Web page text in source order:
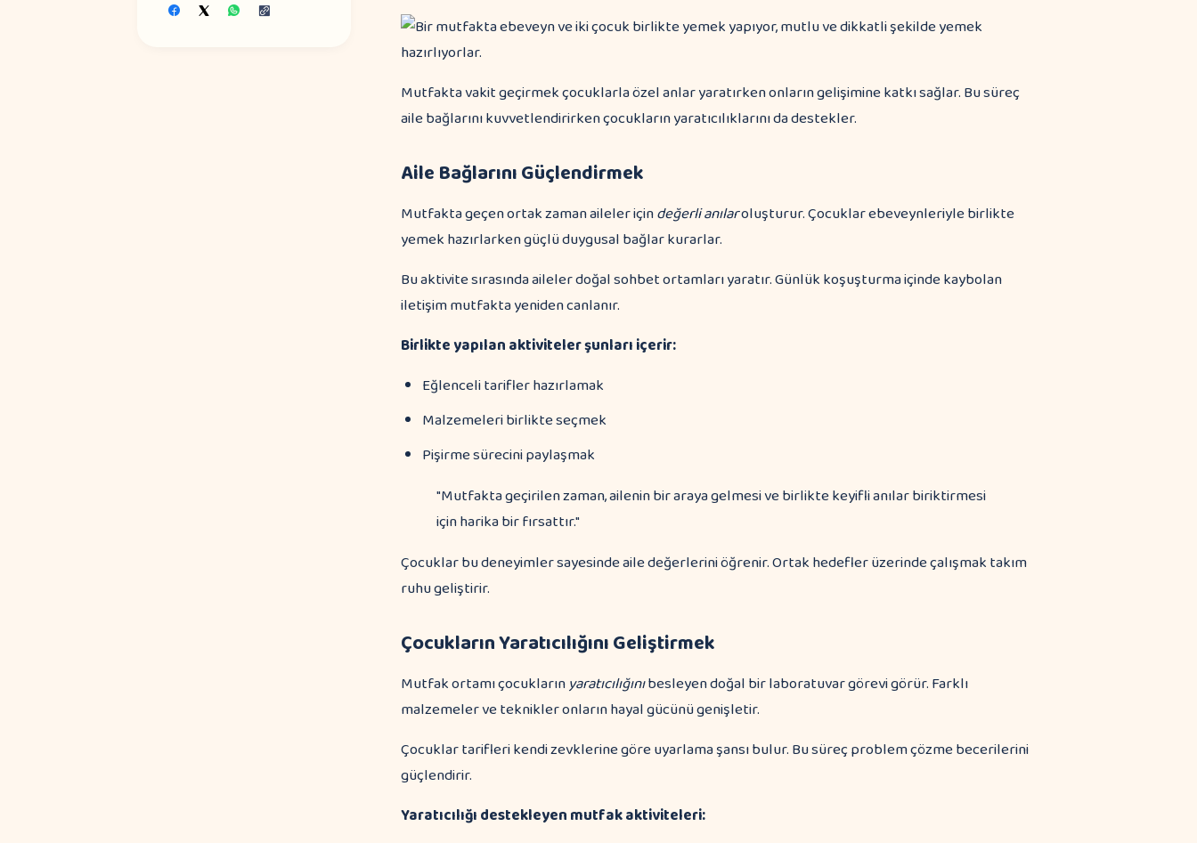
Mutfakta vakit geçirmek çocuklarla özel anlar yaratırken onların gelişimine katkı sağlar. Bu süreç
aile bağlarını kuvvetlendirirken çocukların yaratıcılıklarını da destekler.
Aile Bağlarını Güçlendirmek
Mutfakta geçen ortak zaman aileler içindeğerli anılaroluşturur. Çocuklar ebeveynleriyle birlikte
yemek hazırlarken güçlü duygusal bağlar kurarlar.
Bu aktivite sırasında aileler doğal sohbet ortamları yaratır. Günlük koşuşturma içinde kaybolan
iletişim mutfakta yeniden canlanır.
Birlikte yapılan aktiviteler şunları içerir:
Eğlenceli tarifler hazırlamak
Malzemeleri birlikte seçmek
Pişirme sürecini paylaşmak
"Mutfakta geçirilen zaman, ailenin bir araya gelmesi ve birlikte keyifli anılar biriktirmesi
için harika bir fırsattır."
Çocuklar bu deneyimler sayesinde aile değerlerini öğrenir. Ortak hedefler üzerinde çalışmak takım
ruhu geliştirir.
Çocukların Yaratıcılığını Geliştirmek
Mutfak ortamı çocuklarınyaratıcılığınıbesleyen doğal bir laboratuvar görevi görür. Farklı
malzemeler ve teknikler onların hayal gücünü genişletir.
Çocuklar tarifleri kendi zevklerine göre uyarlama şansı bulur. Bu süreç problem çözme becerilerini
güçlendirir.
Yaratıcılığı destekleyen mutfak aktiviteleri: